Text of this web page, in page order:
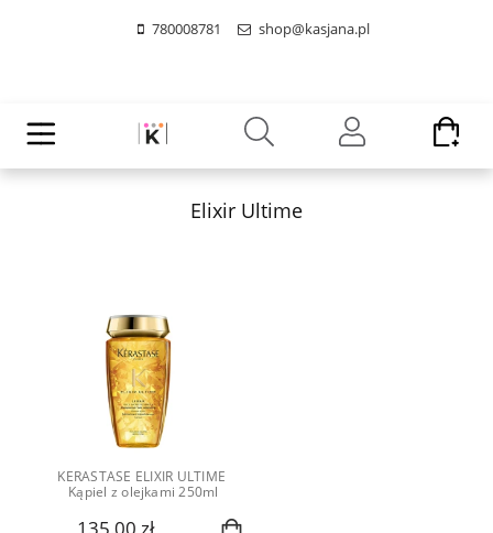
780008781 shop@kasjana.pl
Elixir Ultime
KERASTASE ELIXIR ULTIME
Kąpiel z olejkami 250ml
135,00 zł